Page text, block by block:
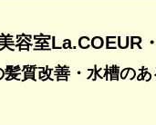
容室La.COEUR
質改善・水槽の